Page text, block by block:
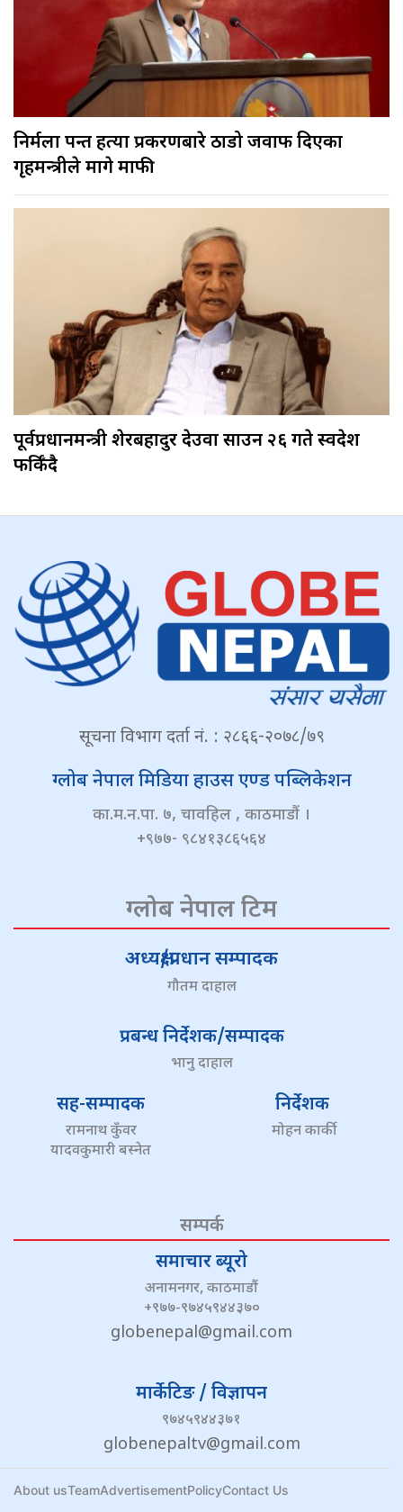
निर्मला पन्त हत्या प्रकरणबारे ठाडो जवाफ दिएका
गृहमन्त्रीले मागे माफी
पूर्वप्रधानमन्त्री शेरबहादुर देउवा साउन २६ गते स्वदेश
फर्किँदै
सूचना विभाग दर्ता नं. : २८६६-२०७८/७९
ग्लोब नेपाल मिडिया हाउस एण्ड पब्लिकेशन
का.म.न.पा. ७, चावहिल , काठमाडौं ।
+९७७- ९८४१३८६५६४
ग्लोब नेपाल टिम
अध्यक्ष/प्रधान सम्पादक
गौतम दाहाल
प्रबन्ध निर्देशक/सम्पादक
भानु दाहाल
सह-सम्पादक
रामनाथ कुँवर
यादवकुमारी बस्नेत
निर्देशक
मोहन कार्की
सम्पर्क
समाचार ब्यूरो
अनामनगर, काठमाडौं
+९७७-९७४५९४४३७०
globenepal@gmail.com
मार्केटिङ / विज्ञापन
९७४५९४४३७१
globenepaltv@gmail.com
About usTeamAdvertisementPolicyContact Us